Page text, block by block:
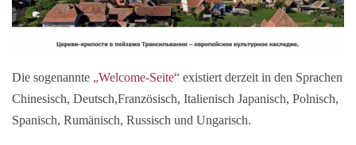
Die sogenannte „Welcome-Seite“ existiert derzeit in den Sprachen
Chinesisch, Deutsch,Französisch, Italienisch Japanisch, Polnisch,
Spanisch, Rumänisch, Russisch und Ungarisch.